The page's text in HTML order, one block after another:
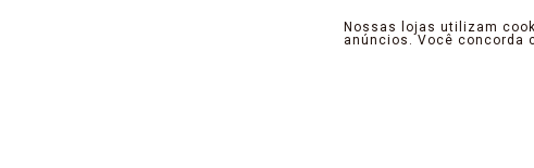
Nossas lojas utilizam
anúncios. Você concorda